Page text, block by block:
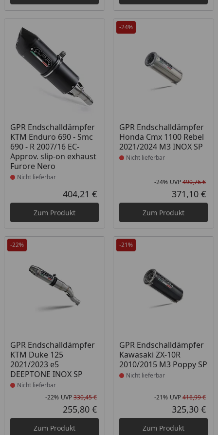
GPR Endschalldämpfer
KTM Enduro 690 - Smc
690 - R 2007/16 EC-
Approv. slip-on exhaust
Furore Nero
Produkt nicht lieferbar
Nicht lieferbar
Aktueller Preis
404,21 €
Zum Produkt
-24%
GPR Endschalldämpfer
Honda Cmx 1100 Rebel
2021/2024 M3 INOX SP
Produkt nicht lieferbar
Nicht lieferbar
-24% UVP490,76 €
371,10 €
Zum Produkt
-22%
GPR Endschalldämpfer
KTM Duke 125
2021/2023 e5
DEEPTONE INOX SP
Produkt nicht lieferbar
Nicht lieferbar
Rabatt in Prozent
-22%
Ursprünglicher Preis
UVP330,45 €
Aktueller Preis
255,80 €
Zum Produkt
-21%
GPR Endschalldämpfer
Kawasaki ZX-10R
2010/2015 M3 Poppy SP
Produkt nicht lieferbar
Nicht lieferbar
-21% UVP416,99 €
325,30 €
Zum Produkt